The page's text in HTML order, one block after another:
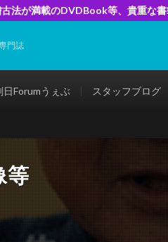
法が満載のDVDBook等、貴重な
門誌
日Forumうぇぶ スタッフブログ
等